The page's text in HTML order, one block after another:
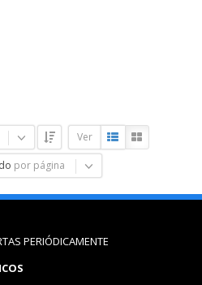
Ver
por página
PERIÓDICAMENTE